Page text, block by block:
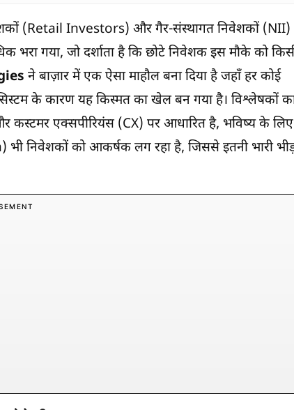
(Retail Investors) और गैर-संस्थागत निवेशकों (NII)
गया, जो दर्शाता है कि छोटे निवेशक इस मौके को
ने बाज़ार में एक ऐसा माहौल बना दिया है जहाँ हर कोई
के कारण यह किस्मत का खेल बन गया है। विश्लेषकों
कस्टमर एक्सपीरियंस (CX) पर आधारित है, भविष्य के लिए
निवेशकों को आकर्षक लग रहा है, जिससे इतनी भारी